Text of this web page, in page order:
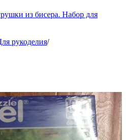
из бисера. Набор для
рукоделия/